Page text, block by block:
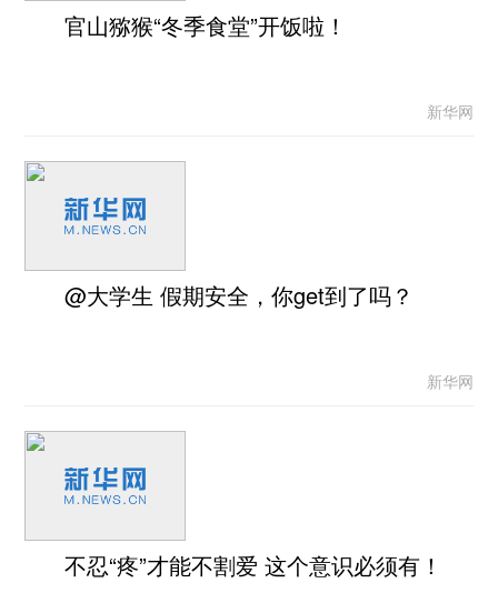
官山猕猴“冬季食堂”开饭啦！
新华网
@大学生 假期安全，你get到了吗？
新华网
不忍“疼”才能不割爱 这个意识必须有！